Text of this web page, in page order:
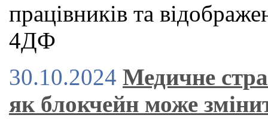
працівників та
4ДФ
30.10.2024 Медичне
як блокчейн може